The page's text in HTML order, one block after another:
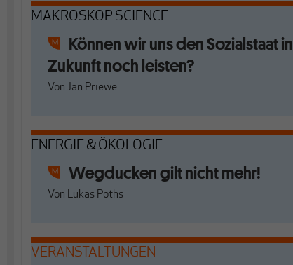
MAKROSKOP SCIENCE
Können wir uns den Sozialstaat in
Zukunft noch leisten?
Von Jan Priewe
ENERGIE & ÖKOLOGIE
Wegducken gilt nicht mehr!
Von Lukas Poths
VERANSTALTUNGEN